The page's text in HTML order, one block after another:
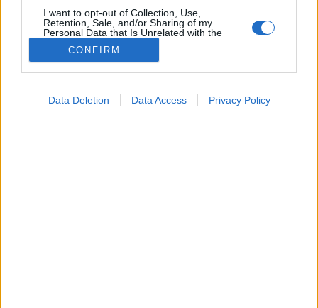
I want to opt-out of Collection, Use,
Retention, Sale, and/or Sharing of my
Personal Data that Is Unrelated with the
Purposes for which it was collected.
Opted Out
CONFIRM
Data Deletion Data Access Privacy Policy
Hogyan lehet kordában tartani a
vércukorszintet otthon?
húzódik mögötte, már kisebb életmódbeli